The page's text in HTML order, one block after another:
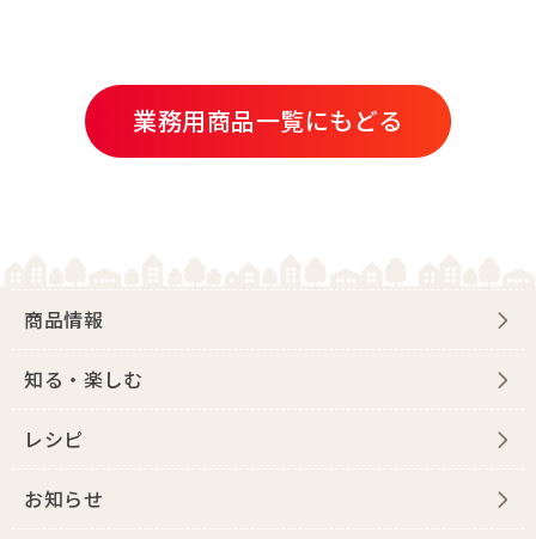
業務用商品一覧にもどる
商品情報
知る・楽しむ
レシピ
お知らせ